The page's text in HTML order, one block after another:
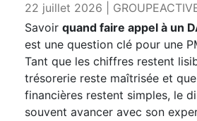
22 juillet 2026 |
Savoir quand faire appel à un
est une question clé pour une
Tant que les chiffres restent
trésorerie reste maîtrisée et
financières restent simples, le
souvent avancer avec son